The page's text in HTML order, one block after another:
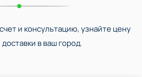
и консультацию, узнайте цену
доставки в ваш город.